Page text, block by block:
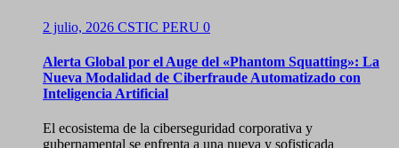
2 julio, 2026 CSTIC PERU 0
Alerta Global por el Auge del «Phantom Squatting»: La
Nueva Modalidad de Ciberfraude Automatizado con
Inteligencia Artificial
El ecosistema de la ciberseguridad corporativa y
gubernamental se enfrenta a una nueva y sofisticada